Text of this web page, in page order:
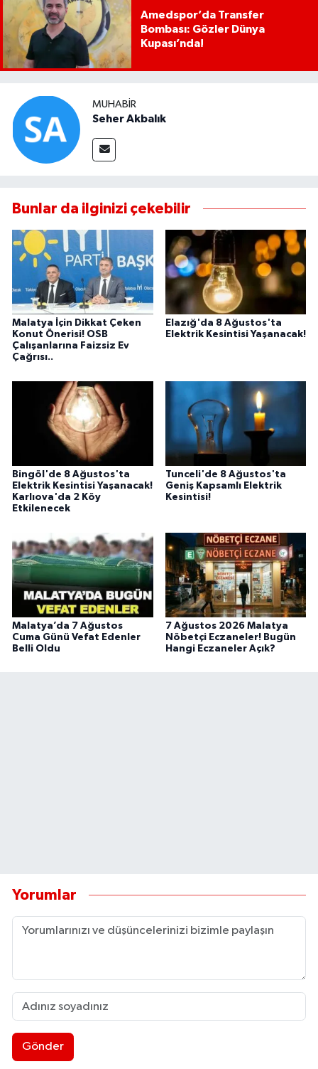
Amedspor’da Transfer
Bombası: Gözler Dünya
Kupası’nda!
MUHABIR
Seher Akbalık
Bunlar da ilginizi çekebilir
Malatya İçin Dikkat Çeken
Konut Önerisi! OSB
Çalışanlarına Faizsiz Ev
Çağrısı..
Elazığ'da 8 Ağustos'ta
Elektrik Kesintisi Yaşanacak!
Bingöl'de 8 Ağustos'ta
Elektrik Kesintisi Yaşanacak!
Karlıova'da 2 Köy
Etkilenecek
Tunceli'de 8 Ağustos'ta
Geniş Kapsamlı Elektrik
Kesintisi!
Malatya’da 7 Ağustos
Cuma Günü Vefat Edenler
Belli Oldu
7 Ağustos 2026 Malatya
Nöbetçi Eczaneler! Bugün
Hangi Eczaneler Açık?
Yorumlar
Gönder